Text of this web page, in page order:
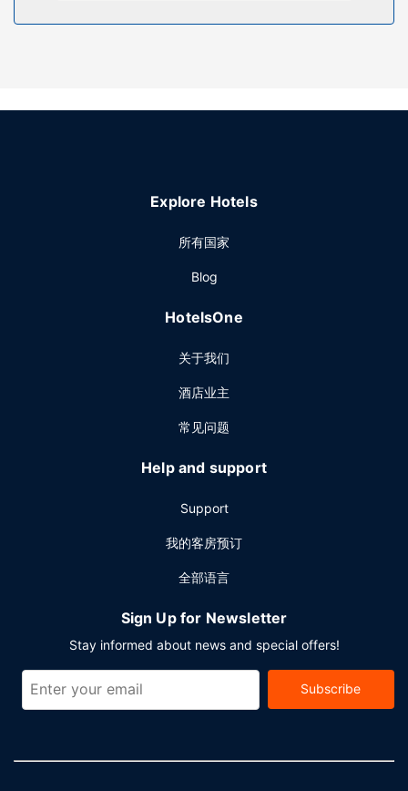
其他设施
Explore Hotels
所有国家
Blog
HotelsOne
关于我们
酒店业主
常见问题
Help and support
Support
我的客房预订
全部语言
Sign Up for Newsletter
Stay informed about news and special offers!
Subscribe